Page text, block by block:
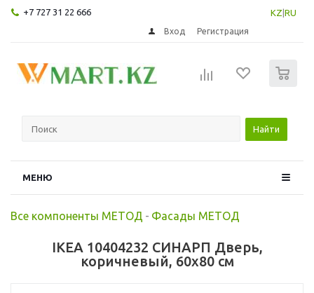
+7 727 31 22 666 KZ RU
Вход Регистрация
Найти
МЕНЮ
Все компоненты МЕТОД - Фасады МЕТОД
IKEA 10404232 СИНАРП Дверь,
коричневый, 60x80 см